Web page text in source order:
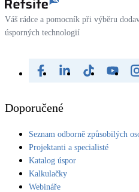
Váš rádce a pomocník při výběru
úsporných technologií
Doporučené
Seznam odborně způsobilých
Projektanti a specialisté
Katalog úspor
Kalkulačky
Webináře